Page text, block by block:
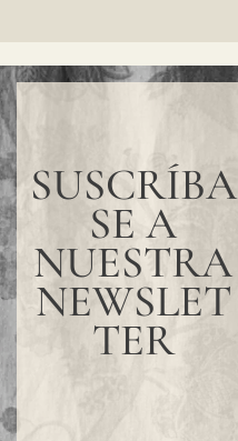
SUSCRÍBA
SE A
NUESTRA
NEWSLET
TER